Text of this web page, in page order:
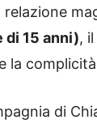
di 15 anni),
la
di